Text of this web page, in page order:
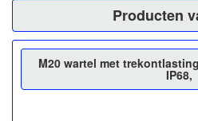
Producten
M20 wartel met
IP68,